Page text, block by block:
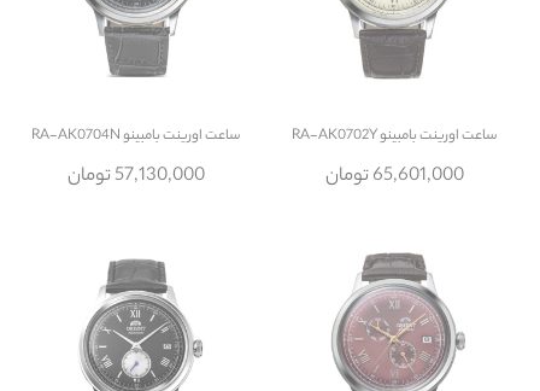
ساعتاورینت بامبینو RA-AK0702Y
65,601,000 تومان
ساعتاورینت بامبینو RA-AK0704N
57,130,000 تومان